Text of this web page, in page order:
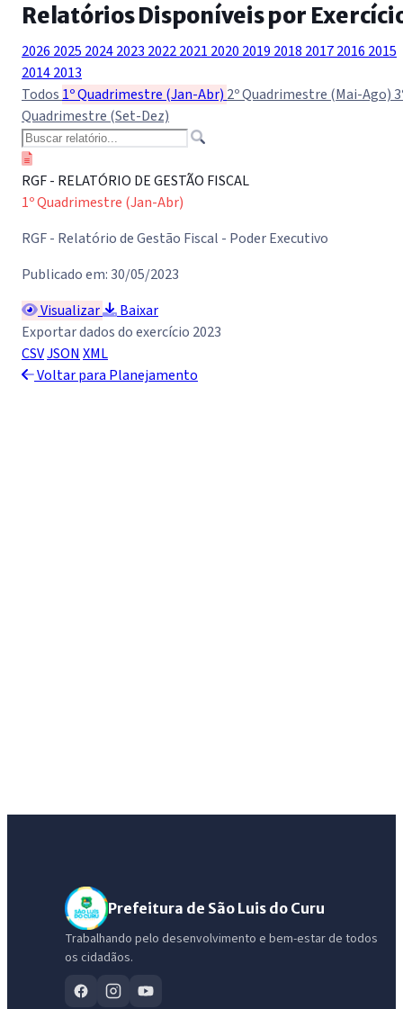
Relatórios Disponíveis por
2026 2025 20242023 20222021 2020 2019 2018 20172016 2015
20142013
Todos 1º Quadrimestre (Jan-Abr) 2º Quadrimestre (Mai-Ago)
Quadrimestre (Set-Dez)
RGF - RELATÓRIO DE GESTÃO FISCAL
1º Quadrimestre (Jan-Abr)
RGF - Relatório de Gestão Fiscal - Poder Executivo
Publicado em: 30/05/2023
Visualizar
Baixar
Exportar dados do exercício 2023
CSVJSON XML
Voltar para Planejamento
Prefeitura de São Luis do Curu
Trabalhando pelo desenvolvimento e bem-estar de todos
os cidadãos.